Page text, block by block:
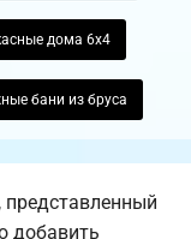
дома 6х4
бани из бруса
добавить